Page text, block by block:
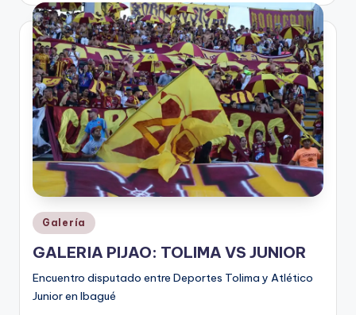
Publicado
en
Galería
GALERIA PIJAO: TOLIMA VS JUNIOR
Encuentro disputado entre Deportes Tolima y Atlético
Junior en Ibagué